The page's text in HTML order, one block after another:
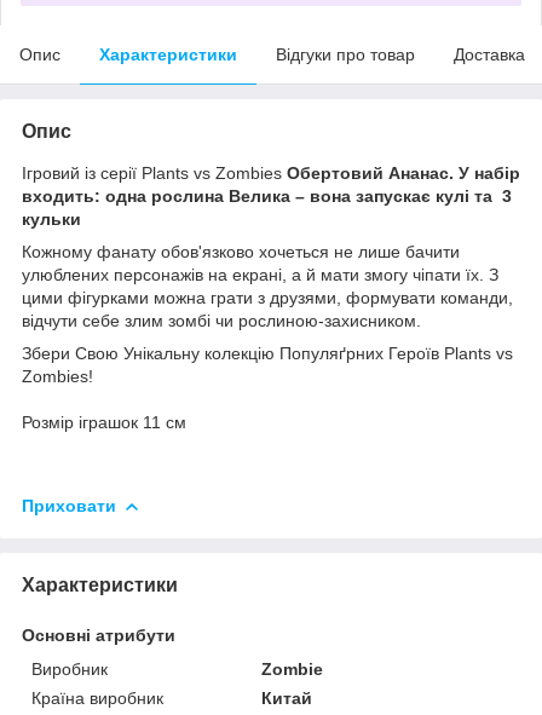
Опис Характеристики Відгуки про товар Доставка
Опис
Ігровий із серії Plants vs Zombies Обертовий Ананас. У набір
входить: одна рослина Велика – вона запускає кулі та 3
кульки
Кожному фанату обов'язково хочеться не лише бачити
улюблених персонажів на екрані, а й мати змогу чіпати їх. З
цими фігурками можна грати з друзями, формувати команди,
відчути себе злим зомбі чи рослиною-захисником.
Збери Свою Унікальну колекцію Популяґрних Героїв Plants vs
Zombies!
Розмір іграшок 11 см
Приховати
Характеристики
Основні атрибути
Виробник
Zombie
Країна виробник
Китай